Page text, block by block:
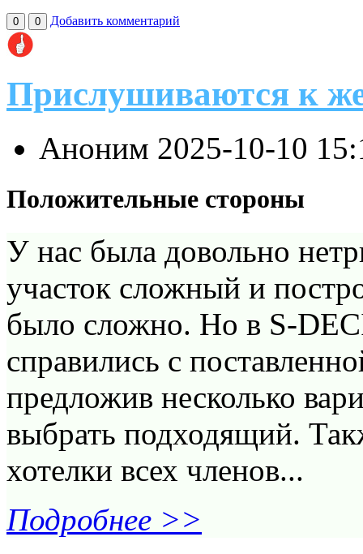
0 0 Добавить комментарий
Прислушиваются к
Аноним 2025-10-10
Положительные стороны
У нас была довольно
участок сложный и
было сложно. Но в S-
справились с
предложив несколько
выбрать подходящий.
хотелки всех членов...
Подробнее >>